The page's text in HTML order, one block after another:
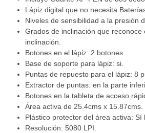
Lápiz digital que no necesita
Niveles de sensibilidad a la presión
Grados de inclinación que reconoce
inclinación.
Botones en el lápiz: 2 botones.
Base de soporte para lápiz: si.
Puntas de repuesto para el lápiz: 8
Extractor de puntas: en la parte
Botones en la tableta de acceso
Área activa de 25.4cms x 15.87cms.
Plástico protector del área activa: Sí
Resolución: 5080 LPI.